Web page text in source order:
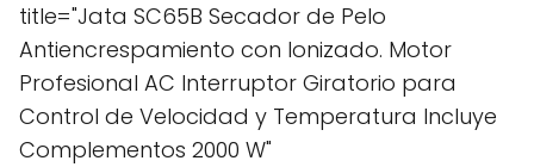
title="Jata SC65B Secador de Pelo
Antiencrespamiento con Ionizado. Motor
Profesional AC Interruptor Giratorio para
Control de Velocidad y Temperatura Incluye
Complementos 2000 W"